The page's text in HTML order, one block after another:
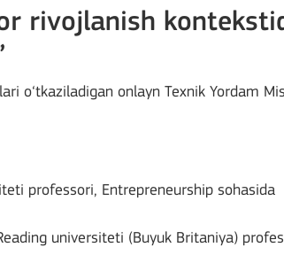
rivojlanish
o‘tkaziladigan onlayn Texnik Yordam
professori, Entrepreneurship sohasida
universiteti (Buyuk Britaniya)